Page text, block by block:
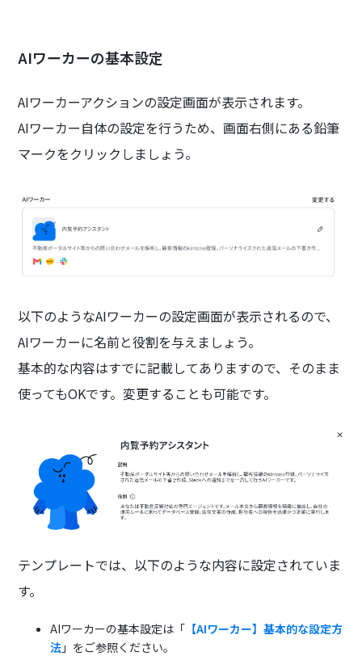
AIワーカーの基本設定
AIワーカーアクションの設定画面が表示されます。
AIワーカー自体の設定を行うため、画面右側にある鉛筆
マークをクリックしましょう。
以下のようなAIワーカーの設定画面が表示されるので、
AIワーカーに名前と役割を与えましょう。
基本的な内容はすでに記載してありますので、そのまま
使ってもOKです。変更することも可能です。
テンプレートでは、以下のような内容に設定されていま
す。
AIワーカーの基本設定は「 【AIワーカー】基本的な設定方
法 」をご参照ください。